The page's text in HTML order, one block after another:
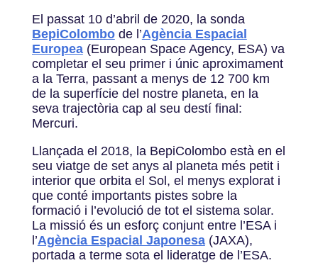
El passat 10 d’abril de 2020, la sonda
BepiColombode l’Agència Espacial
Europea(European Space Agency, ESA) va
completar el seu primer i únic aproximament
a la Terra, passant a menys de 12 700 km
de la superfície del nostre planeta, en la
seva trajectòria cap al seu destí final:
Mercuri.
Llançada el 2018, la BepiColombo està en el
seu viatge de set anys al planeta més petit i
interior que orbita el Sol, el menys explorat i
que conté importants pistes sobre la
formació i l’evolució de tot el sistema solar.
La missió és un esforç conjunt entre l’ESA i
l’Agència Espacial Japonesa(JAXA),
portada a terme sota el lideratge de l’ESA.